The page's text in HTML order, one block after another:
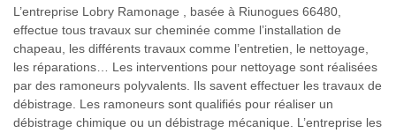
L’entreprise Lobry Ramonage , basée à Riunogues 66480,
effectue tous travaux sur cheminée comme l’installation de
chapeau, les différents travaux comme l’entretien, le nettoyage,
les réparations… Les interventions pour nettoyage sont réalisées
par des ramoneurs polyvalents. Ils savent effectuer les travaux de
débistrage. Les ramoneurs sont qualifiés pour réaliser un
débistrage chimique ou un débistrage mécanique. L’entreprise les